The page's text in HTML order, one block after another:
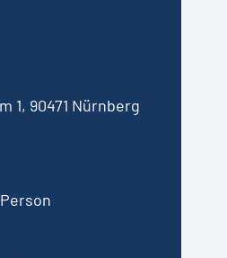
1, 90471 Nürnberg